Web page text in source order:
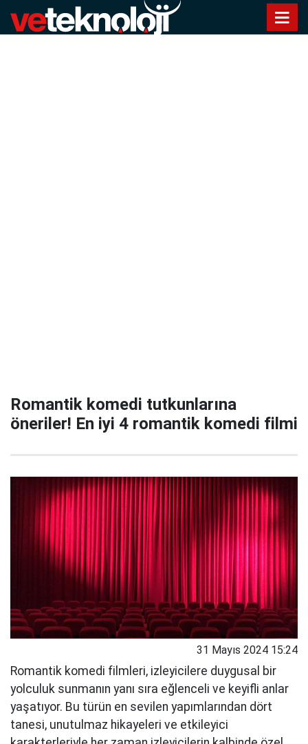
Romantik komedi tutkunlarına
öneriler! En iyi 4 romantik komedi filmi
31 Mayıs 2024 15:24
Romantik komedi filmleri, izleyicilere duygusal bir
yolculuk sunmanın yanı sıra eğlenceli ve keyifli anlar
yaşatıyor. Bu türün en sevilen yapımlarından dört
tanesi, unutulmaz hikayeleri ve etkileyici